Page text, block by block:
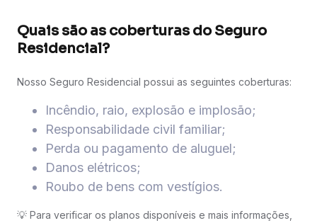
Quais são as coberturas do Seguro
Residencial?
Nosso Seguro Residencial possui as seguintes coberturas:
Incêndio, raio, explosão e implosão;
Responsabilidade civil familiar;
Perda ou pagamento de aluguel;
Danos elétricos;
Roubo de bens com vestígios.
💡 Para verificar os planos disponíveis e mais informações,